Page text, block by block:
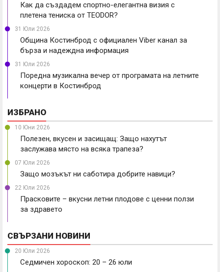
Как да създадем спортно-елегантна визия с
плетена тениска от TEODOR?
31 Юли 2026
Община Костинброд с официален Viber канал за
бърза и надеждна информация
31 Юли 2026
Поредна музикална вечер от програмата на летните
концерти в Костинброд
ИЗБРАНО
10 Юни 2026
Полезен, вкусен и засищащ: Защо нахутът
заслужава място на всяка трапеза?
07 Юли 2026
Защо мозъкът ни саботира добрите навици?
22 Юли 2026
Прасковите – вкусни летни плодове с ценни ползи
за здравето
СВЪРЗАНИ НОВИНИ
20 Юли 2026
Седмичен хороскоп: 20 – 26 юли